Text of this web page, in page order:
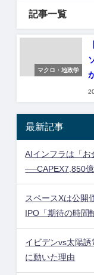
記事一覧
マクロ・地政学
最新記事
AIインフラは「お
──CAPEX7,850
スペースXは公開
IPO「期待の時間
イビデンvs太陽
に動いた理由